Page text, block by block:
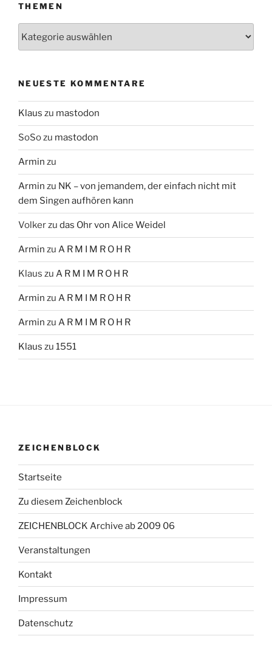
THEMEN
NEUESTE KOMMENTARE
Klaus zu mastodon
SoSozu mastodon
Armin zu
Armin zu NK – von jemandem, der einfach nicht mit
dem Singen aufhören kann
Volkerzu das Ohr von Alice Weidel
Armin zu A R M I M R O H R
Klaus zu A R M I M R O H R
Armin zu A R M I M R O H R
Armin zu A R M I M R O H R
Klaus zu 1551
ZEICHENBLOCK
Startseite
Zu diesem Zeichenblock
ZEICHENBLOCK Archive ab 2009 06
Veranstaltungen
Kontakt
Impressum
Datenschutz